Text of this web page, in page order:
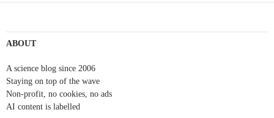
navigation
ABOUT
A science blog since 2006
Staying on top of the wave
Non-profit, no cookies, no ads
AI content is labelled